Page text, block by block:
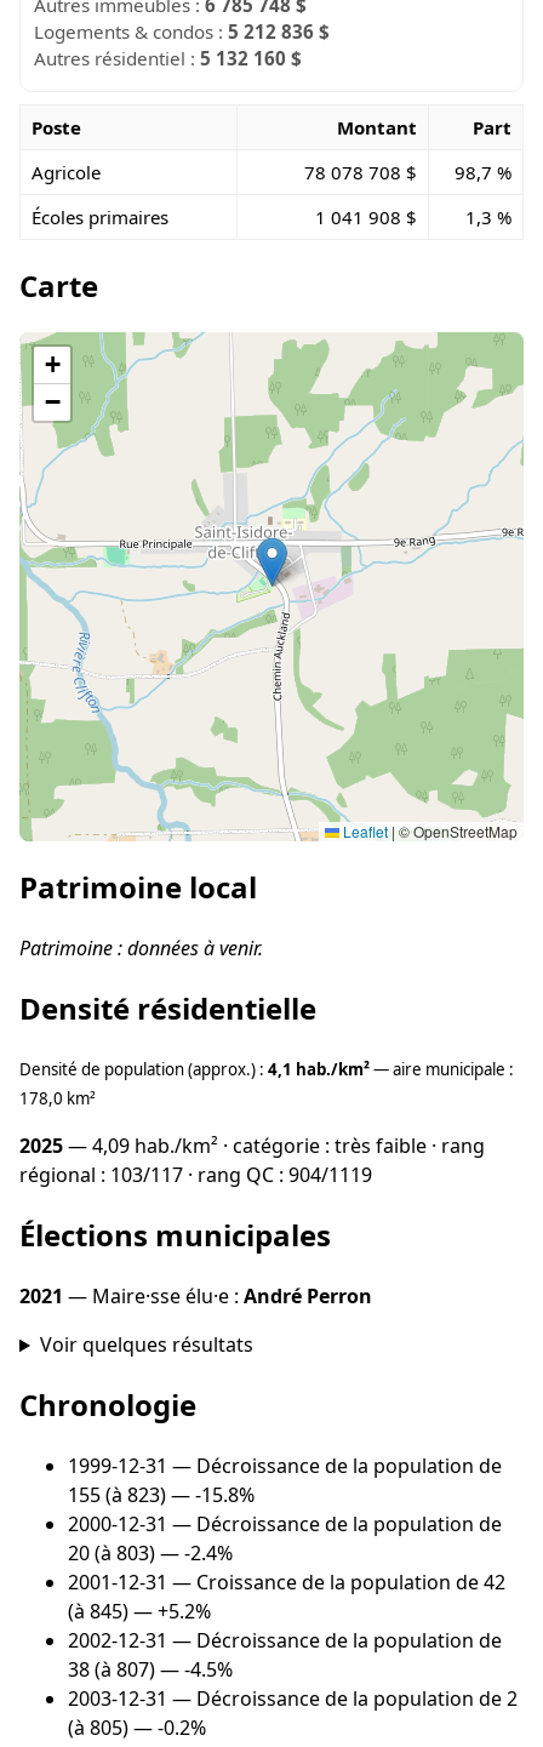
Logements & condos :5 212 836 $
Autres résidentiel :5 132 160 $
Poste Montant
Part
Agricole
78 078 708 $
98,7 %
Écoles primaires
1 041 908 $ 1,3 %
Carte
+
−
Leaflet | © OpenStreetMap
Patrimoine local
Patrimoine : données à venir.
Densité résidentielle
Densité de population (approx.) : 4,1 hab./km²— aire municipale :
178,0 km²
2025— 4,09 hab./km² · catégorie : très faible · rang
régional : 103/117 · rang QC : 904/1119
Élections municipales
2021 — Maire·sse élu·e : André Perron
Voir quelques résultats
Chronologie
1999-12-31 — Décroissance de la population de
155 (à 823) — -15.8%
2000-12-31 — Décroissance de la population de
20 (à 803) — -2.4%
2001-12-31 — Croissance de la population de 42
(à 845) — +5.2%
2002-12-31 — Décroissance de la population de
38 (à 807) — -4.5%
2003-12-31 — Décroissance de la population de 2
(à 805) — -0.2%